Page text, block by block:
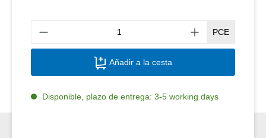
PCE
Añadir a la cesta
Disponible, plazo de entrega: 3-5 working days